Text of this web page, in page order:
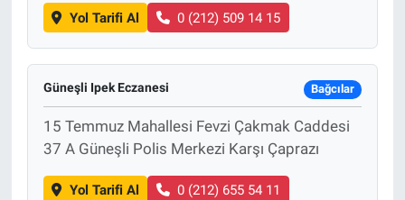
Yol Tarifi Al 0 (212) 509 14 15
Güneşli Ipek Eczanesi Bağcılar
15 Temmuz Mahallesi Fevzi Çakmak Caddesi
37 A Güneşli Polis Merkezi Karşı Çaprazı
Yol Tarifi Al 0 (212) 655 54 11